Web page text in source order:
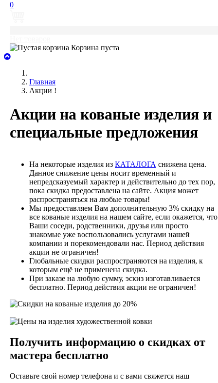
0
Корзина пуста
Главная
Акции !
Акции на кованые изделия и
специальные предложения
На некоторые изделия из КАТАЛОГА снижена цена.
Данное снижение цены носит временный и
непредсказуемый характер и действительно до тех пор,
пока скидка предоставлена на сайте. Акция может
распространяться на любые товары!
Мы предоставляем Вам дополнительную 3% скидку на
все кованые изделия на нашем сайте, если окажется, что
Ваши соседи, родственники, друзья или просто
знакомые уже воспользовались услугами нашей
компании и порекомендовали нас. Период действия
акции не ограничен!
Глобальные скидки распространяются на изделия, к
которым ещё не применена скидка.
При заказе на любую сумму, эскиз изготавливается
бесплатно. Период действия акции не ограничен!
Получить информацию о скидках от
мастера бесплатно
Оставьте свой номер телефона и с вами свяжется наш